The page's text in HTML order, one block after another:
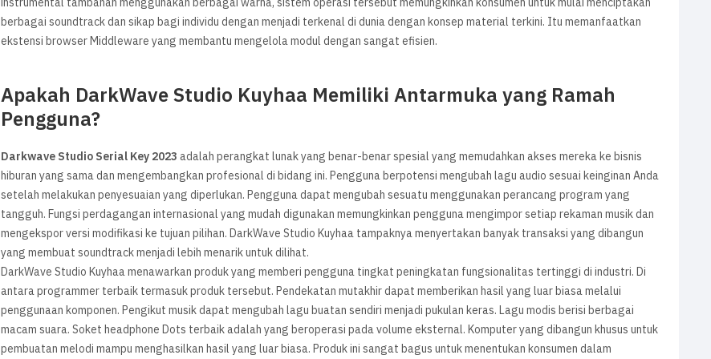
berbagai soundtrack dan sikap bagi individu dengan menjadi terkenal di dunia dengan konsep material terkini. Itu memanfaatkan
ekstensi browser Middleware yang membantu mengelola modul dengan sangat efisien.
Apakah DarkWave Studio Kuyhaa Memiliki Antarmuka yang Ramah
Pengguna?
Darkwave Studio Serial Key 2023adalah perangkat lunak yang benar-benar spesial yang memudahkan akses mereka ke bisnis
hiburan yang sama dan mengembangkan profesional di bidang ini. Pengguna berpotensi mengubah lagu audio sesuai keinginan Anda
setelah melakukan penyesuaian yang diperlukan. Pengguna dapat mengubah sesuatu menggunakan perancang program yang
tangguh. Fungsi perdagangan internasional yang mudah digunakan memungkinkan pengguna mengimpor setiap rekaman musik dan
mengekspor versi modifikasi ke tujuan pilihan. DarkWave Studio Kuyhaa tampaknya menyertakan banyak transaksi yang dibangun
yang membuat soundtrack menjadi lebih menarik untuk dilihat.
DarkWave Studio Kuyhaa menawarkan produk yang memberi pengguna tingkat peningkatan fungsionalitas tertinggi di industri. Di
antara programmer terbaik termasuk produk tersebut. Pendekatan mutakhir dapat memberikan hasil yang luar biasa melalui
penggunaan komponen. Pengikut musik dapat mengubah lagu buatan sendiri menjadi pukulan keras. Lagu modis berisi berbagai
macam suara. Soket headphone Dots terbaik adalah yang beroperasi pada volume eksternal. Komputer yang dibangun khusus untuk
pembuatan melodi mampu menghasilkan hasil yang luar biasa. Produk ini sangat bagus untuk menentukan konsumen dalam